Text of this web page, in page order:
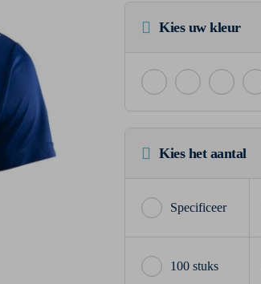
Kies uw kleur
Kies het aantal
100 stuks